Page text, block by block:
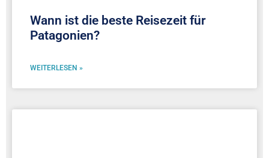
Wann ist die beste Reisezeit für
Patagonien?
WEITERLESEN »